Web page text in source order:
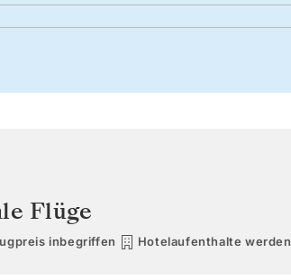
Flüge
inbegriffen Hotelaufenthalte